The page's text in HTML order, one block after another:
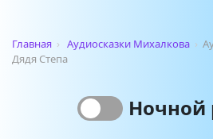
Главная › Аудиосказки Михалкова ›
Дядя Степа